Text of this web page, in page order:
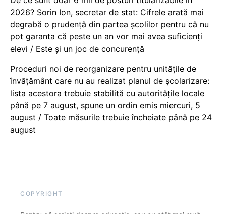
2026? Sorin Ion, secretar de stat: Cifrele arată mai
degrabă o prudență din partea școlilor pentru că nu
pot garanta că peste un an vor mai avea suficienți
elevi / Este și un joc de concurență
Proceduri noi de reorganizare pentru unitățile de
învățământ care nu au realizat planul de școlarizare:
lista acestora trebuie stabilită cu autoritățile locale
până pe 7 august, spune un ordin emis miercuri, 5
august / Toate măsurile trebuie încheiate până pe 24
august
COPYRIGHT